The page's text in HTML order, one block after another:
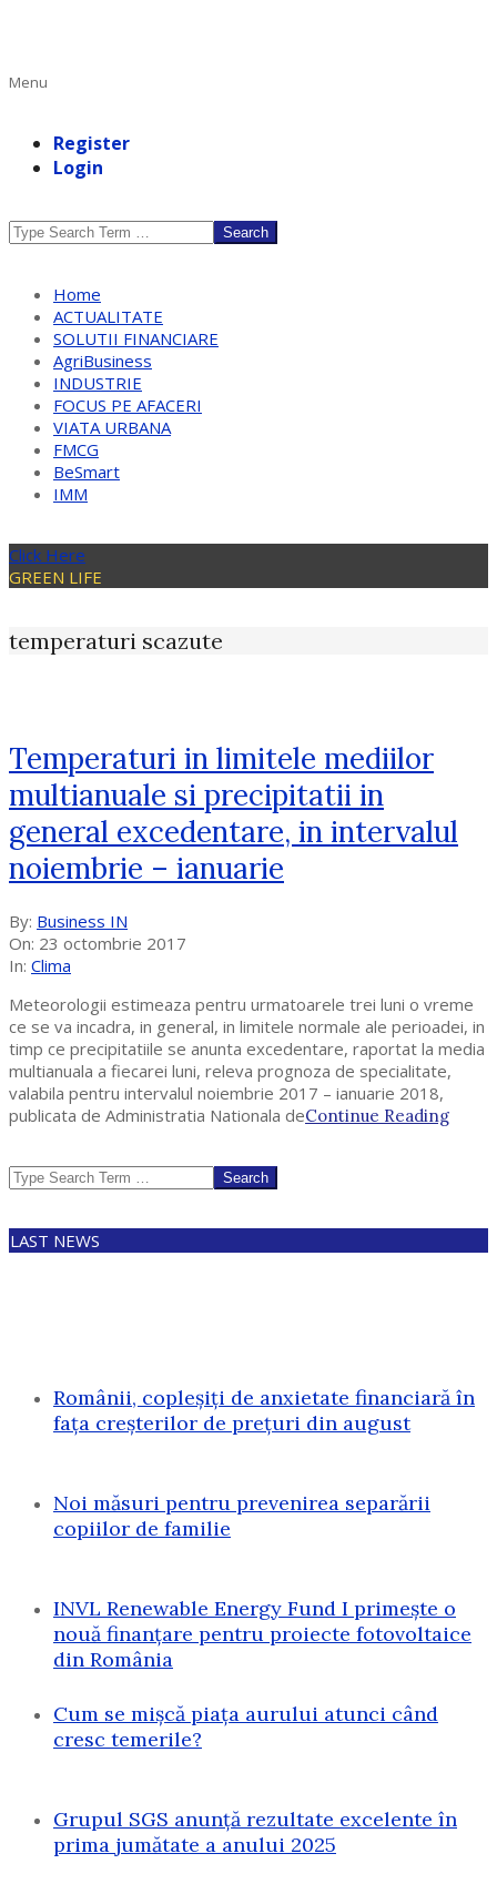
Primary
Menu
Register
Login
Search
Home
ACTUALITATE
SOLUTII FINANCIARE
AgriBusiness
INDUSTRIE
FOCUS PE AFACERI
VIATA URBANA
FMCG
BeSmart
IMM
Click Here
GREEN LIFE
temperaturi scazute
Temperaturi in limitele mediilor
multianuale si precipitatii in
general excedentare, in intervalul
noiembrie – ianuarie
2017-
10-
23
By: Business IN
On: 23 octombrie 2017
In: Clima
Meteorologii estimeaza pentru urmatoarele trei luni o vreme
ce se va incadra, in general, in limitele normale ale perioadei, in
timp ce precipitatiile se anunta excedentare, raportat la media
multianuala a fiecarei luni, releva prognoza de specialitate,
valabila pentru intervalul noiembrie 2017 – ianuarie 2018,
publicata de Administratia Nationala deContinue Reading
Search
LAST NEWS
Românii, copleșiți de anxietate financiară în
fața creșterilor de prețuri din august
Noi măsuri pentru prevenirea separării
copiilor de familie
INVL Renewable Energy Fund I primește o
nouă finanțare pentru proiecte fotovoltaice
din România
Cum se mișcă piața aurului atunci când
cresc temerile?
Grupul SGS anunță rezultate excelente în
prima jumătate a anului 2025